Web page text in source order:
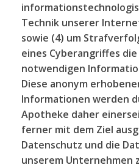
Technik unserer
sowie (4) um
eines Cyberangriffes
notwendigen
Diese anonym
Informationen werden
Apotheke daher
ferner mit dem Ziel
Datenschutz und die
unserem Unternehmen